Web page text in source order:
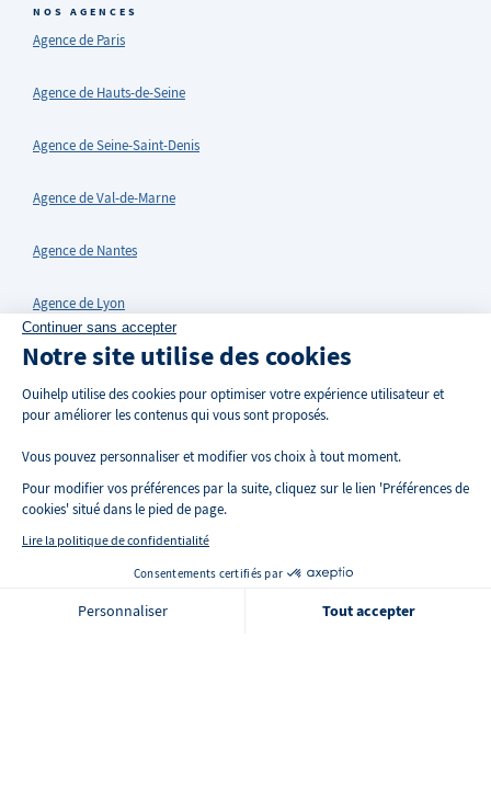
NOS AGENCES
Agence de Paris
Agence de Hauts-de-Seine
Agence de Seine-Saint-Denis
Agence de Val-de-Marne
Agence de Nantes
Agence de Lyon
NOS CONSEILS
L'Allocation Personnalisée d'Autonomie
La Majoration pour Tierce Personne
La grille AGGIR
La maladie d'Alzheimer
Continuer sans accepter
Notre site utilise des cookies
Ouihelp utilise des cookies pour optimiser votre expérience utilisateur et
pour améliorer les contenus qui vous sont proposés.
Vous pouvez personnaliser et modifier vos choix à tout moment.
Pour modifier vos préférences par la suite, cliquez sur le lien 'Préférences de
cookies' situé dans le pied de page.
Lire la politique de confidentialité
Consentements certifiés par
Personnaliser Tout accepter